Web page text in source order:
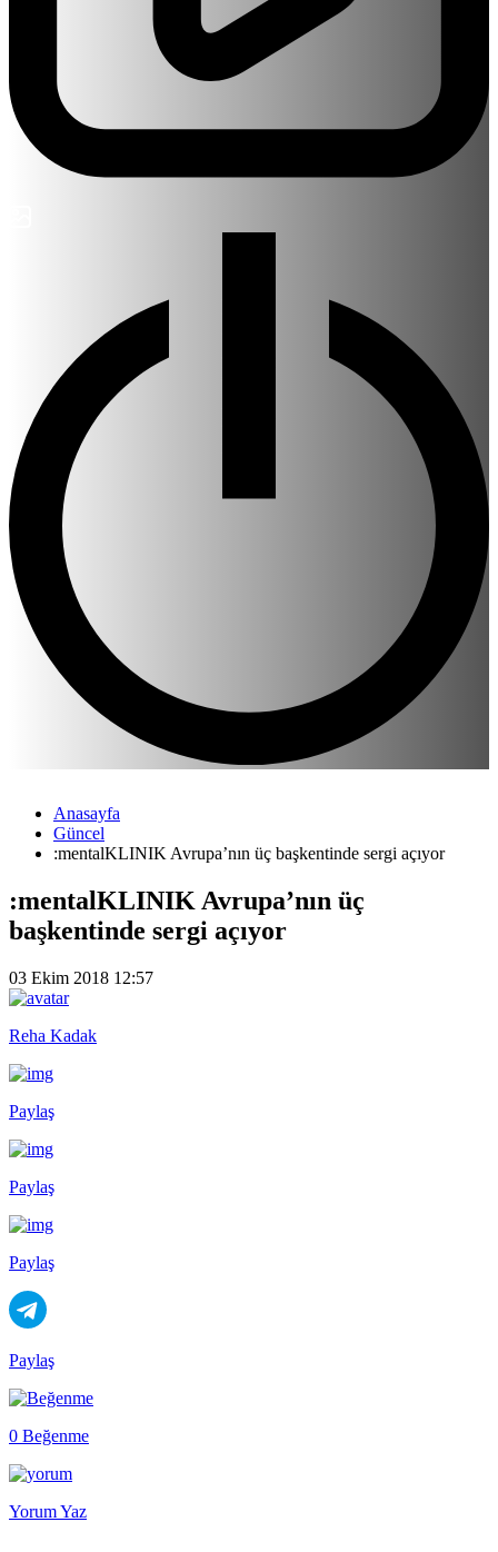
Anasayfa
Güncel
:mentalKLINIK Avrupa’nın üç başkentinde sergi açıyor
:mentalKLINIK Avrupa’nın üç
başkentinde sergi açıyor
03 Ekim 2018 12:57
Reha Kadak
Paylaş
Paylaş
Paylaş
Paylaş
0 Beğenme
Yorum Yaz